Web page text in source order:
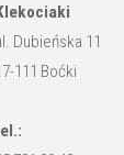
Dubieńska 11
111 Boćki